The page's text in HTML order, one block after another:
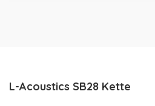
L-Acoustics SB28 Kette